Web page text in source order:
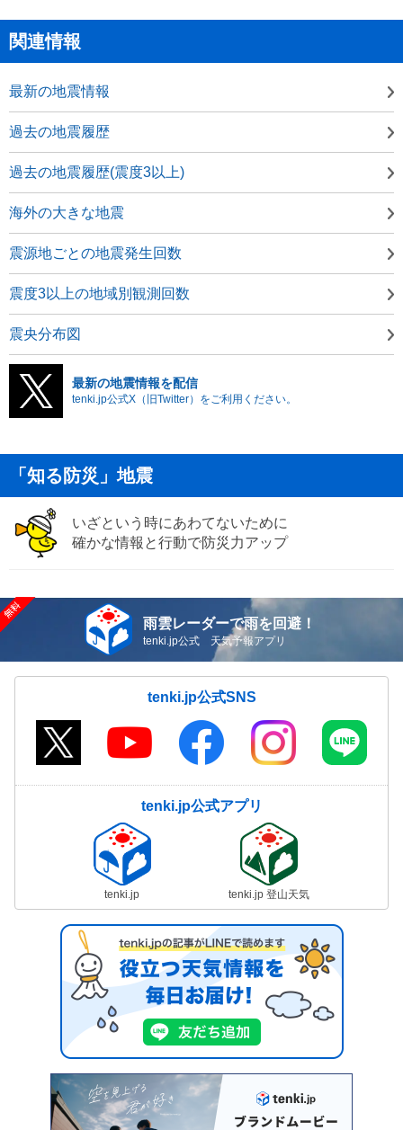
関連情報
最新の地震情報
過去の地震履歴
過去の地震履歴(震度3以上)
海外の大きな地震
震源地ごとの地震発生回数
震度3以上の地域別観測回数
震央分布図
最新の地震情報を配信
tenki.jp公式X（旧Twitter）をご利用ください。
「知る防災」地震
いざという時にあわてないために
確かな情報と行動で防災力アップ
雨雲レーダーで雨を回避！
tenki.jp公式 天気予報アプリ
tenki.jp公式SNS
tenki.jp公式アプリ
tenki.jp tenki.jp 登山天気